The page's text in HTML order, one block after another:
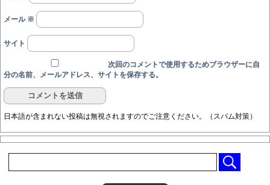
メール ※
サイト
次回のコメントで使用するためブラウザーに自
分の名前、メールアドレス、サイトを保存する。
日本語が含まれない投稿は無視されますのでご注意ください。（スパム対策）